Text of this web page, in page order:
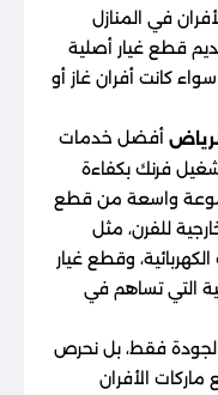
في المنازل
قطع غيار أصلية
كانت أفران غاز أو
أفضل خدمات
فرنك بكفاءة
واسعة من قطع
للفرن، مثل
وقطع غيار
التي تساهم في
الجودة فقط، بل نحرص
الأفران